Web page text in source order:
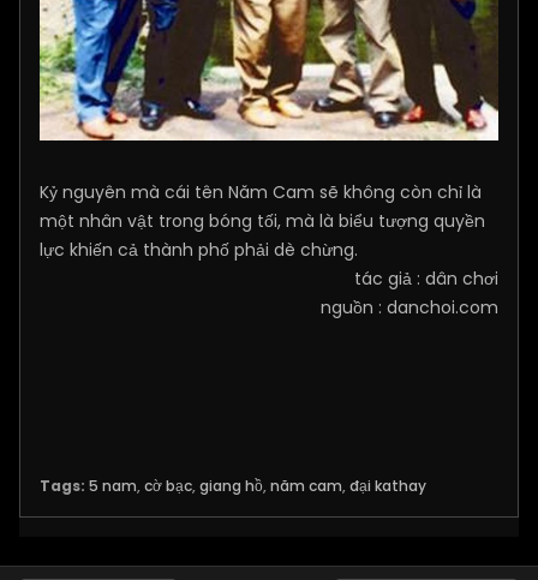
Kỷ nguyên mà cái tên Năm Cam sẽ không còn chỉ là
một nhân vật trong bóng tối, mà là biểu tượng quyền
lực khiến cả thành phố phải dè chừng.
tác giả : dân chơi
nguồn : danchoi.com
Tags: 5 nam, cờ bạc, giang hồ, năm cam, đại kathay